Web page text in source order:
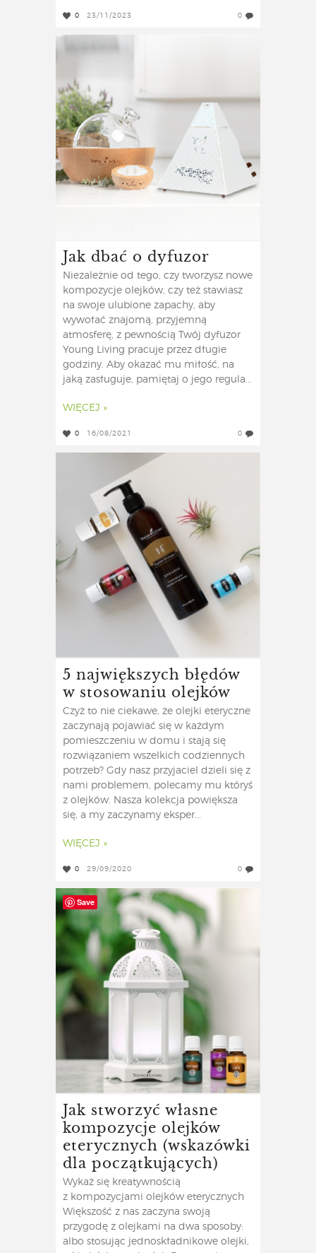
0 23/11/2023 0
Jak dbać o dyfuzor
Niezależnie od tego, czy tworzysz nowe
kompozycje olejków, czy też stawiasz
na swoje ulubione zapachy, aby
wywołać znajomą, przyjemną
atmosferę, z pewnością Twój dyfuzor
Young Living pracuje przez długie
godziny. Aby okazać mu miłość, na
jaką zasługuje, pamiętaj o jego regula...
WIĘCEJ »
0 16/08/2021 0
5 największych błędów
w stosowaniu olejków
Czyż to nie ciekawe, że olejki eteryczne
zaczynają pojawiać się w każdym
pomieszczeniu w domu i stają się
rozwiązaniem wszelkich codziennych
potrzeb? Gdy nasz przyjaciel dzieli się z
nami problemem, polecamy mu któryś
z olejków. Nasza kolekcja powiększa
się, a my zaczynamy eksper...
WIĘCEJ »
0 29/09/2020 0
Jak stworzyć własne
kompozycje olejków
eterycznych (wskazówki
dla początkujących)
Wykaż się kreatywnością
z kompozycjami olejków eterycznych
Większość z nas zaczyna swoją
przygodę z olejkami na dwa sposoby:
albo stosując jednoskładnikowe olejki,
Save